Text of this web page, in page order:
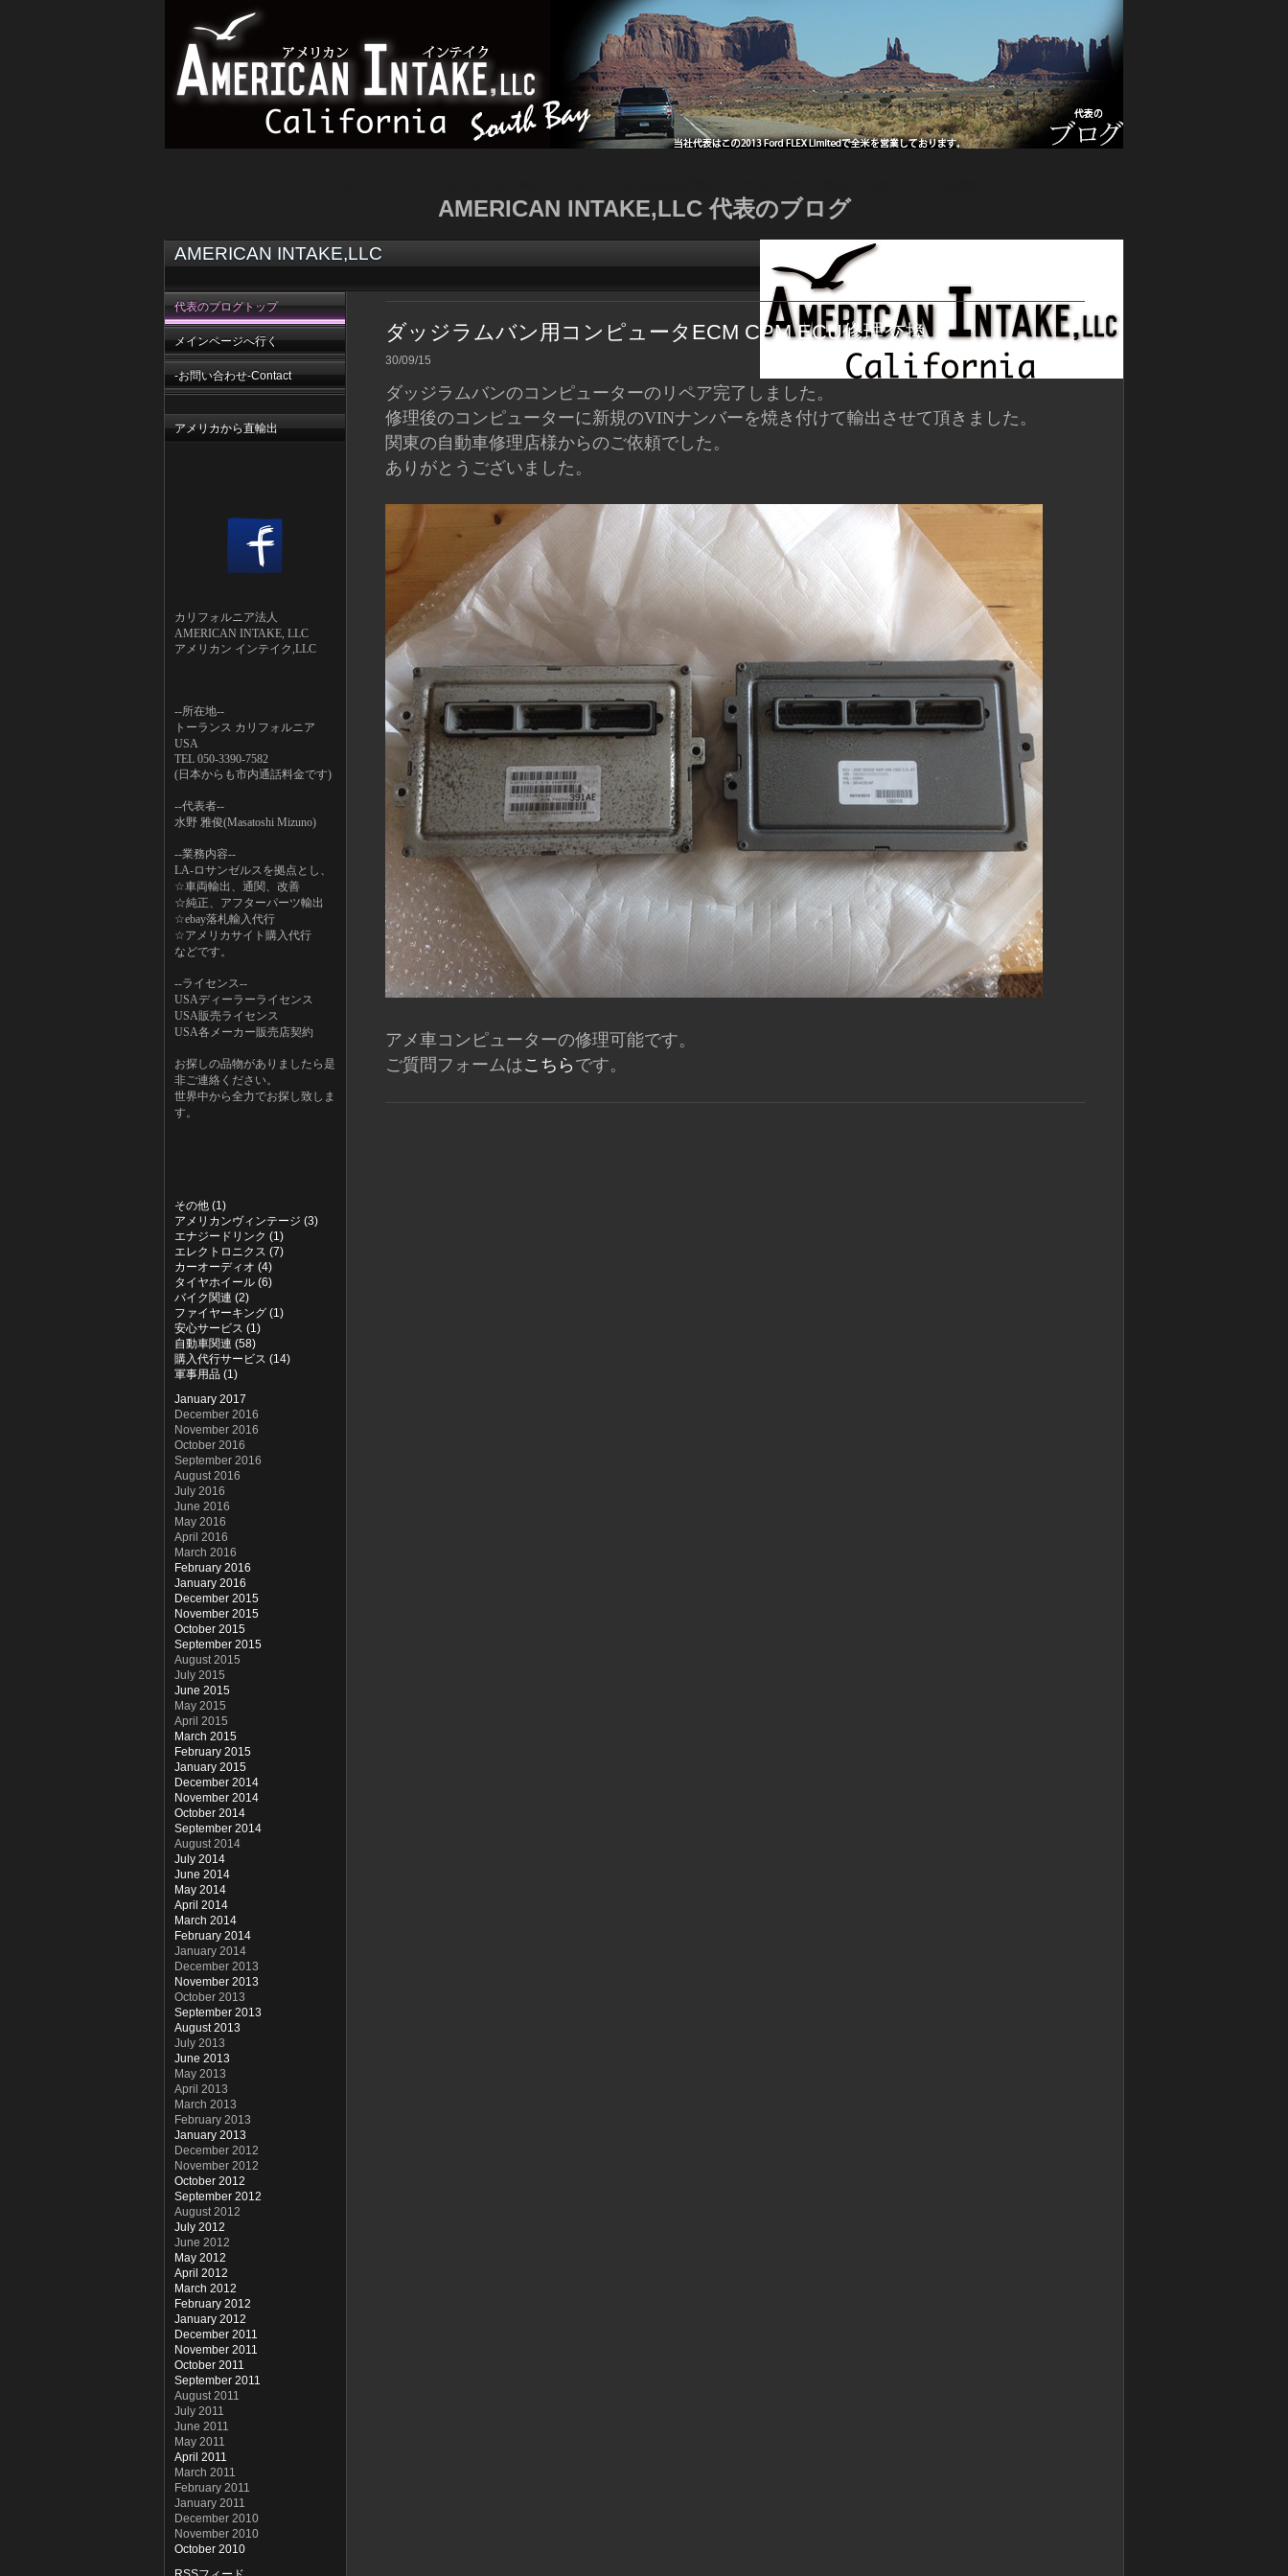
AMERICAN INTAKE,LLC 代表のブログ
AMERICAN INTAKE,LLC
代表のブログトップ
メインページへ行く
-お問い合わせ-Contact
アメリカから直輸出
カリフォルニア法人
AMERICAN INTAKE, LLC
アメリカン インテイク,LLC
--所在地--
トーランス カリフォルニア
USA
TEL 050-3390-7582
(日本からも市内通話料金です)
--代表者--
水野 雅俊(Masatoshi Mizuno)
--業務内容--
LA-ロサンゼルスを拠点とし、
☆車両輸出、通関、改善
☆純正、アフターパーツ輸出
☆ebay落札輸入代行
☆アメリカサイト購入代行
などです。
--ライセンス--
USAディーラーライセンス
USA販売ライセンス
USA各メーカー販売店契約
お探しの品物がありましたら是
非ご連絡ください。
世界中から全力でお探し致しま
す。
その他 (1)
アメリカンヴィンテージ (3)
エナジードリンク (1)
エレクトロニクス (7)
カーオーディオ (4)
タイヤホイール (6)
バイク関連 (2)
ファイヤーキング (1)
安心サービス (1)
自動車関連 (58)
購入代行サービス (14)
軍事用品 (1)
January 2017
December 2016
November 2016
October 2016
September 2016
August 2016
July 2016
June 2016
May 2016
April 2016
March 2016
February 2016
January 2016
December 2015
November 2015
October 2015
September 2015
August 2015
July 2015
June 2015
May 2015
April 2015
March 2015
February 2015
January 2015
December 2014
November 2014
October 2014
September 2014
August 2014
July 2014
June 2014
May 2014
April 2014
March 2014
February 2014
January 2014
December 2013
November 2013
October 2013
September 2013
August 2013
July 2013
June 2013
May 2013
April 2013
March 2013
February 2013
January 2013
December 2012
November 2012
October 2012
September 2012
August 2012
July 2012
June 2012
May 2012
April 2012
March 2012
February 2012
January 2012
December 2011
November 2011
October 2011
September 2011
August 2011
July 2011
June 2011
May 2011
April 2011
March 2011
February 2011
January 2011
December 2010
November 2010
October 2010
ダッジラムバン用コンピュータECM CPM ECU修理交換
30/09/15
ダッジラムバンのコンピューターのリペア完了しました。
修理後のコンピューターに新規のVINナンバーを焼き付けて輸出させて頂きました。
関東の自動車修理店様からのご依頼でした。
ありがとうございました。
アメ車コンピューターの修理可能です。
ご質問フォームはこちら です。